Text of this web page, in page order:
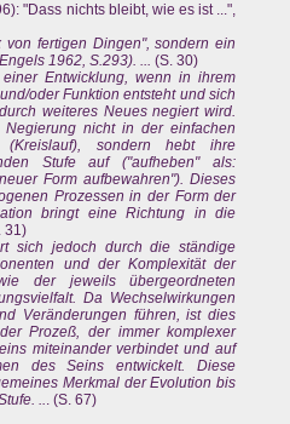
"Dass nichts bleibt, wie es ist ...",
fertigen Dingen", sondern ein
1962, S.293). ... (S. 30)
Entwicklung, wenn in ihrem
oder Funktion entsteht und sich
weiteres Neues negiert wird.
nicht in der einfachen
sondern hebt ihre
Stufe auf ("aufheben" als:
Form aufbewahren"). Dieses
Prozessen in der Form der
bringt eine Richtung in die
31)
sich jedoch durch die ständige
und der Komplexität der
der jeweils übergeordneten
Da Wechselwirkungen
Veränderungen führen, ist dies
Prozeß, der immer komplexer
miteinander verbindet und auf
des Seins entwickelt. Diese
Merkmal der Evolution bis
... (S. 67)